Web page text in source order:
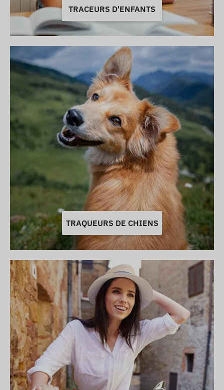
TRACEURS D'ENFANTS
TRAQUEURS DE CHIENS